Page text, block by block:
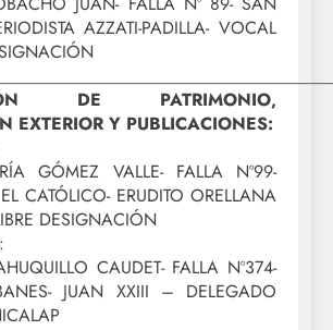
AZZATI-PADILLA- VOCAL
DE PATRIMONIO,
EXTERIOR Y PUBLICACIONES:
GÓMEZ VALLE- FALLA Nº99-
CATÓLICO- ERUDITO ORELLANA
DESIGNACIÓN
CAUDET- FALLA Nº374-
JUAN XXIII – DELEGADO